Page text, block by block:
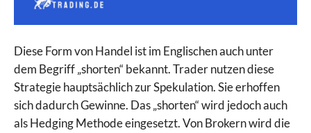
Diese Form von Handel ist im Englischen auch unter
dem Begriff „shorten“ bekannt. Trader nutzen diese
Strategie hauptsächlich zur Spekulation. Sie erhoffen
sich dadurch Gewinne. Das „shorten“ wird jedoch auch
als Hedging Methode eingesetzt. Von Brokern wird die